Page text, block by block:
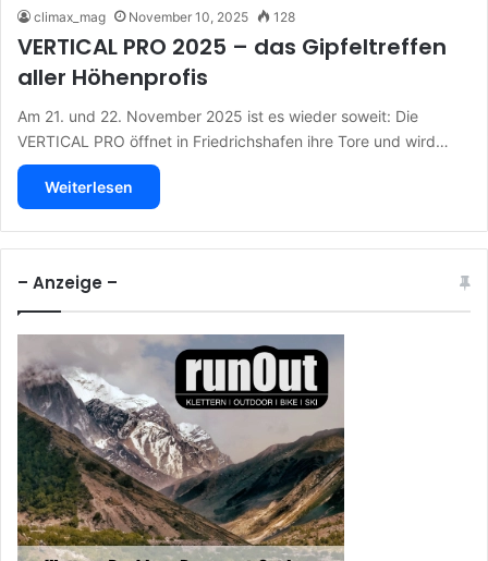
climax_mag November 10, 2025 128
VERTICAL PRO 2025 – das Gipfeltreffen
aller Höhenprofis
Am 21. und 22. November 2025 ist es wieder soweit: Die
VERTICAL PRO öffnet in Friedrichshafen ihre Tore und wird…
Weiterlesen
– Anzeige –